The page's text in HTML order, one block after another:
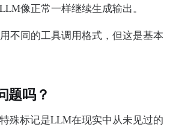
像正常一样继续生成输出。
不同的工具调用格式，但这是基本
题吗？
殊标记是LLM在现实中从未见过的